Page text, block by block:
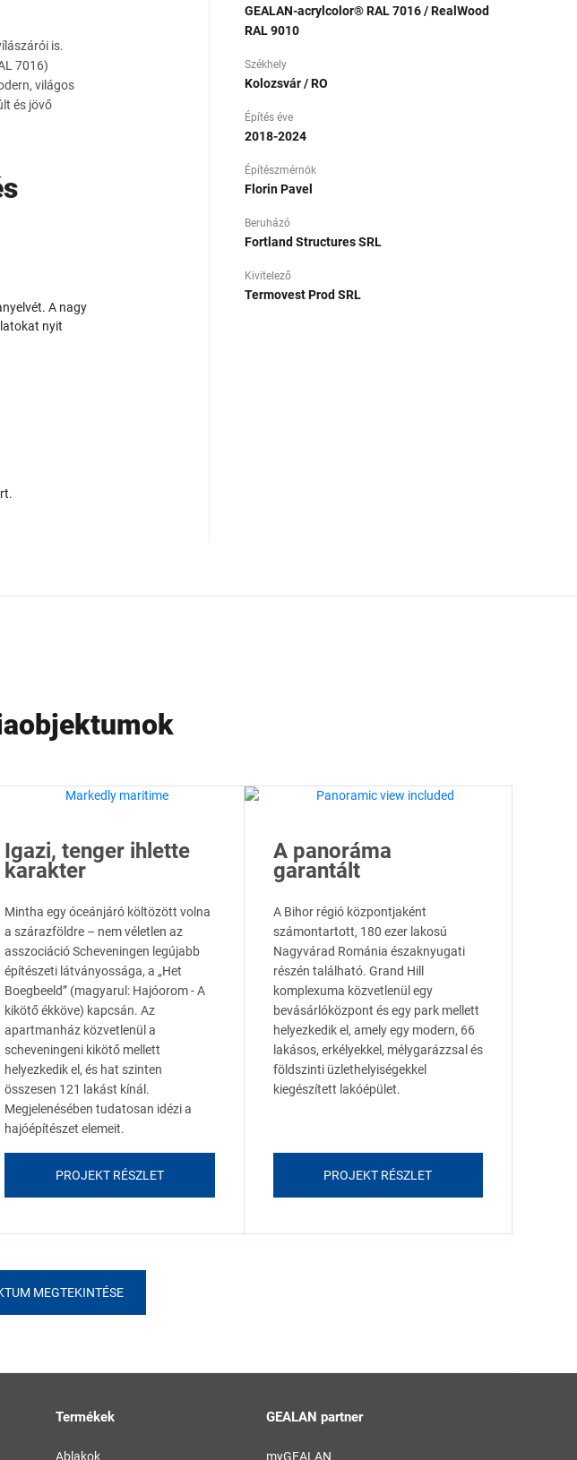
GEALAN-acrylcolor® RAL 7016 / RealWood
RAL 9010
Székhely
Kolozsvár / RO
Építés éve
2018-2024
Építészmérnök
Florin Pavel
Beruházó
Fortland Structures SRL
Kivitelező
Termovest Prod SRL
is.
7016)
világos
és jövő
A nagy
nyit
Igazi, tenger ihlette
karakter
Mintha egy óceánjáró költözött volna
a szárazföldre – nem véletlen az
asszociáció Scheveningen legújabb
építészeti látványossága, a „Het
Boegbeeld” (magyarul: Hajóorom - A
kikötő ékköve) kapcsán. Az
apartmanház közvetlenül a
scheveningeni kikötő mellett
helyezkedik el, és hat szinten
összesen 121 lakást kínál.
Megjelenésében tudatosan idézi a
hajóépítészet elemeit.
PROJEKT RÉSZLET
A panoráma
garantált
A Bihor régió központjaként
számontartott, 180 ezer lakosú
Nagyvárad Románia északnyugati
részén található. Grand Hill
komplexuma közvetlenül egy
bevásárlóközpont és egy park mellett
helyezkedik el, amely egy modern, 66
lakásos, erkélyekkel, mélygarázzsal és
földszinti üzlethelyiségekkel
kiegészített lakóépület.
PROJEKT RÉSZLET
MEGTEKINTÉSE
Termékek
Ablakok
GEALAN partner
myGEALAN